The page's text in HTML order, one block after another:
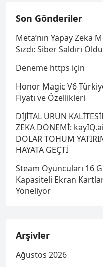
Son Gönderiler
Meta’nın Yapay Zeka
Sızdı: Siber Saldırı
Deneme https için
Honor Magic V6
Fiyatı ve Özellikleri
DİJİTAL ÜRÜN
ZEKA DÖNEMİ:
DOLAR TOHUM
HAYATA GEÇTİ
Steam Oyuncuları 16
Kapasiteli Ekran
Yöneliyor
Arşivler
Ağustos 2026